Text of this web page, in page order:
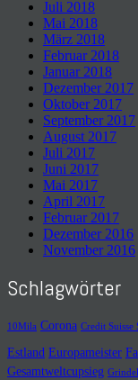
Juli 2018
Mai 2018
März 2018
Februar 2018
Januar 2018
Dezember 2017
Oktober 2017
September 2017
August 2017
Juli 2017
Juni 2017
Mai 2017
April 2017
Februar 2017
Dezember 2016
November 2016
Schlagwörter
10Mila Corona Credit Suisse
Estland Europameister
Gesamtweltcupsieg